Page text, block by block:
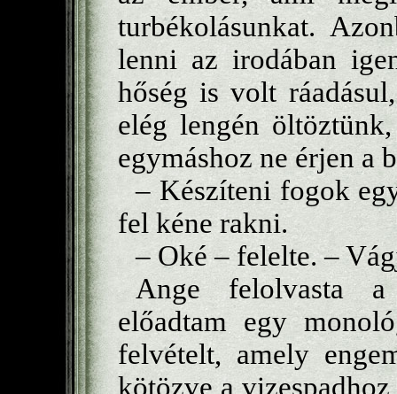
turbékolásunkat.
lenni az irodában
hőség is volt
elég lengén
egymáshoz ne érjen a
– Készíteni fogok
fel kéne rakni.
– Oké – felelte. –
Ange felolvasta a
előadtam egy
felvételt, amely
kötözve a